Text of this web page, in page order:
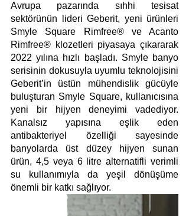
Avrupa pazarında sıhhi tesisat
sektörünün lideri Geberit, yeni ürünleri
Smyle Square Rimfree®
ve Acanto
Rimfree® klozetleri piyasaya çıkararak
2022 yılına hızlı başladı. Smyle banyo
serisinin dokusuyla uyumlu teknolojisini
Geberit’in üstün mühendislik gücüyle
buluşturan Smyle Square, kullanıcısına
yeni bir hijyen deneyimi vadediyor.
Kanalsız yapısına eşlik eden
antibakteriyel özelliği sayesinde
banyolarda üst düzey hijyen sunan
ürün, 4,5 veya 6 litre alternatifli verimli
su kullanımıyla da yeşil dönüşüme
önemli bir katkı sağlıyor.